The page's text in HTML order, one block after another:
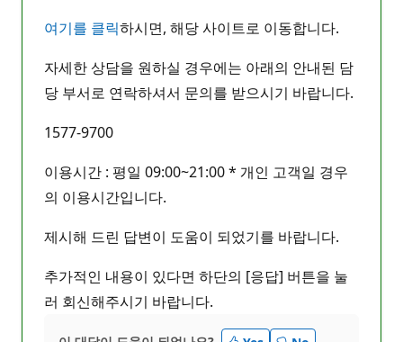
여기를 클릭하시면, 해당 사이트로 이동합니다.
자세한 상담을 원하실 경우에는 아래의 안내된 담
당 부서로 연락하셔서 문의를 받으시기 바랍니다.
1577-9700
이용시간 : 평일 09:00~21:00 * 개인 고객일 경우
의 이용시간입니다.
제시해 드린 답변이 도움이 되었기를 바랍니다.
추가적인 내용이 있다면 하단의 [응답] 버튼을 눌
러 회신해주시기 바랍니다.